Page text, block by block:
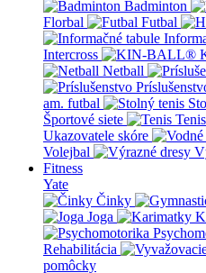
Badminton
Florbal
Futbal
Intercross
Netball
am. futbal
Športové siete
Tenis
Ukazovatele skóre
Volejbal
Fitness
Yate
Činky
Joga
Rehabilitácia
pomôcky